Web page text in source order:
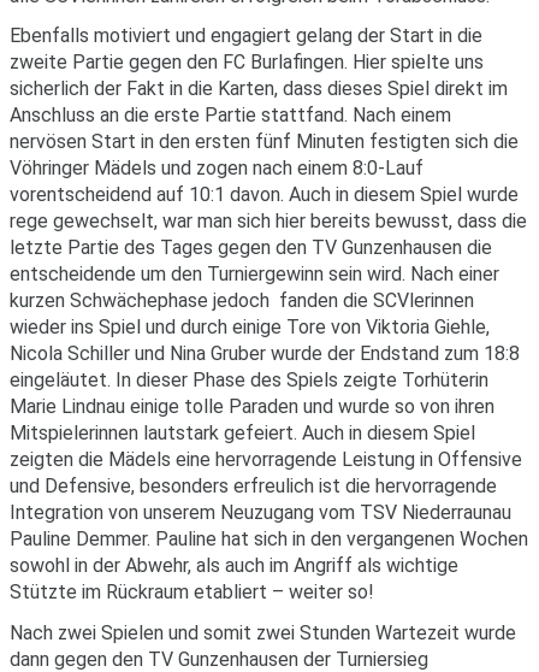
Ebenfalls motiviert und engagiert gelang der Start in die
zweite Partie gegen den FC Burlafingen. Hier spielte uns
sicherlich der Fakt in die Karten, dass dieses Spiel direkt im
Anschluss an die erste Partie stattfand. Nach einem
nervösen Start in den ersten fünf Minuten festigten sich die
Vöhringer Mädels und zogen nach einem 8:0-Lauf
vorentscheidend auf 10:1 davon. Auch in diesem Spiel wurde
rege gewechselt, war man sich hier bereits bewusst, dass die
letzte Partie des Tages gegen den TV Gunzenhausen die
entscheidende um den Turniergewinn sein wird. Nach einer
kurzen Schwächephase jedoch fanden die SCVlerinnen
wieder ins Spiel und durch einige Tore von Viktoria Giehle,
Nicola Schiller und Nina Gruber wurde der Endstand zum 18:8
eingeläutet. In dieser Phase des Spiels zeigte Torhüterin
Marie Lindnau einige tolle Paraden und wurde so von ihren
Mitspielerinnen lautstark gefeiert. Auch in diesem Spiel
zeigten die Mädels eine hervorragende Leistung in Offensive
und Defensive, besonders erfreulich ist die hervorragende
Integration von unserem Neuzugang vom TSV Niederraunau
Pauline Demmer. Pauline hat sich in den vergangenen Wochen
sowohl in der Abwehr, als auch im Angriff als wichtige
Stützte im Rückraum etabliert – weiter so!
Nach zwei Spielen und somit zwei Stunden Wartezeit wurde
dann gegen den TV Gunzenhausen der Turniersieg